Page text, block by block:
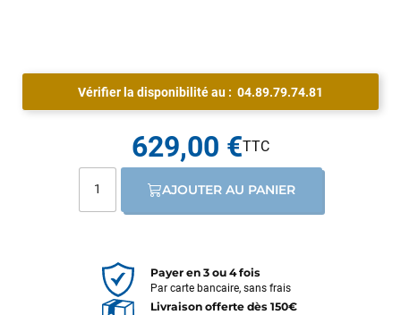
Vérifier la disponibilité au : 04.89.79.74.81
629,00 €
AJOUTER AU PANIER
Payer en 3 ou 4 fois
Par carte bancaire, sans frais
Livraison offerte dès 150€